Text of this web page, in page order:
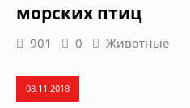
морских птиц
901 0 Животные
08.11.2018